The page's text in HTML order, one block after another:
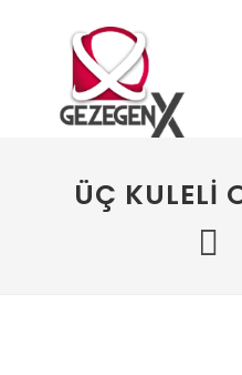
ÜÇ KULELI